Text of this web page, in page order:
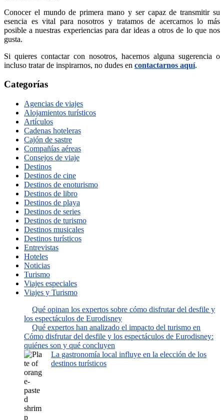
Conocer el mundo de primera mano y ser capaz de transmitir su
esencia es vital para nosotros y tratamos de acercarnos lo más
posible a nuestras experiencias para dar ideas a otros de lo que nos
gusta.
Si quieres contactar con nosotros, hacernos alguna sugerencia o
incluso tratar de inspirarnos, no dudes en contactarnos aquí.
Categorías
Agencias de viajes
Alojamientos turísticos
Artículos
Cadenas hoteleras
Cajón de sastre
Compañías aéreas
Consejos de viaje
Destinos
Destinos de cine
Destinos de enoturismo
Destinos de libro
Destinos de playa
Destinos de series
Destinos de turismo
Destinos musicales
Destinos turísticos
Entrevistas
Hoteles
Noticias
Turismo
Viajes especiales
Viajes y Turismo
Qué opinan los expertos sobre cómo disfrutar del desfile y
los espectáculos de Eurodisney
Qué expertos han analizado el impacto del turismo en
Cómo disfrutar del desfile y los espectáculos de Eurodisney:
quiénes son y qué concluyen
La gastronomía local influye en la elección de los
destinos turísticos